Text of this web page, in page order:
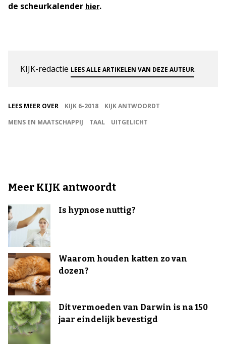
de scheurkalender hier.
KIJK-redactie LEES ALLE ARTIKELEN VAN DEZE AUTEUR.
LEES MEER OVER KIJK 6-2018
KIJK ANTWOORDT
MENS EN MAATSCHAPPIJ
TAAL UITGELICHT
Meer KIJK antwoordt
Is hypnose nuttig?
Waarom houden katten zo van
dozen?
Dit vermoeden van Darwin is na 150
jaar eindelijk bevestigd